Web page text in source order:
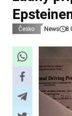
Česko News 8